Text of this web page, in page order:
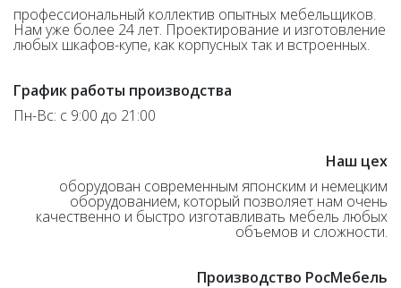
профессиональный коллектив опытных мебельщиков.
Нам уже более 24 лет. Проектирование и изготовление
любых шкафов-купе, как корпусных так и встроенных.
График работы производства
Пн-Вс: с 9:00 до 21:00
Наш цех
оборудован современным японским и немецким
оборудованием, который позволяет нам очень
качественно и быстро изготавливать мебель любых
объемов и сложности.
Производство РосМебель